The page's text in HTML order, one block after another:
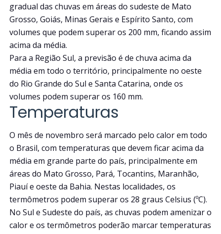
gradual das chuvas em áreas do sudeste de Mato
Grosso, Goiás, Minas Gerais e Espírito Santo, com
volumes que podem superar os 200 mm, ficando assim
acima da média.
Para a Região Sul, a previsão é de chuva acima da
média em todo o território, principalmente no oeste
do Rio Grande do Sul e Santa Catarina, onde os
volumes podem superar os 160 mm.
Temperaturas
O mês de novembro será marcado pelo calor em todo
o Brasil, com temperaturas que devem ficar acima da
média em grande parte do país, principalmente em
áreas do Mato Grosso, Pará, Tocantins, Maranhão,
Piauí e oeste da Bahia. Nestas localidades, os
termômetros podem superar os 28 graus Celsius (ºC).
No Sul e Sudeste do país, as chuvas podem amenizar o
calor e os termômetros poderão marcar temperaturas